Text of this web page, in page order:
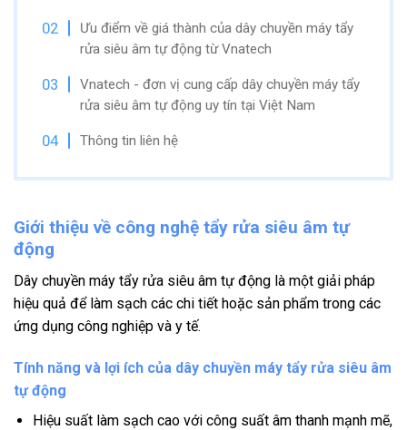
Ưu điểm về giá thành của dây chuyền máy tẩy
rửa siêu âm tự động từ Vnatech
Vnatech - đơn vị cung cấp dây chuyền máy tẩy
rửa siêu âm tự động uy tín tại Việt Nam
Thông tin liên hệ
Giới thiệu về công nghệ tẩy rửa siêu âm tự
động
Dây chuyền máy tẩy rửa siêu âm tự động là một giải pháp
hiệu quả để làm sạch các chi tiết hoặc sản phẩm trong các
ứng dụng công nghiệp và y tế.
Tính năng và lợi ích của dây chuyền máy tẩy rửa siêu âm
tự động
Hiệu suất làm sạch cao với công suất âm thanh mạnh mẽ,